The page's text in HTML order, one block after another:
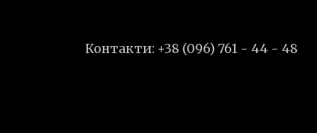
Контакти: +38 (096) 761 - 44 - 48